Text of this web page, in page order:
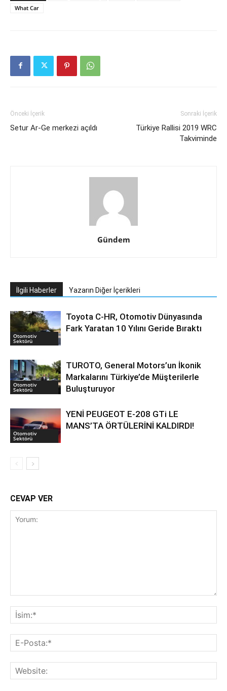
What Car
Önceki İçerik
Setur Ar-Ge merkezi açıldı
Sonraki İçerik
Türkiye Rallisi 2019 WRC
Takviminde
Gündem
İlgili Haberler Yazarın Diğer İçerikleri
Otomotiv
Sektörü
Toyota C-HR, Otomotiv Dünyasında
Fark Yaratan 10 Yılını Geride Bıraktı
Otomotiv
Sektörü
TUROTO, General Motors’un İkonik
Markalarını Türkiye’de Müşterilerle
Buluşturuyor
Otomotiv
Sektörü
YENİ PEUGEOT E-208 GTi LE
MANS’TA ÖRTÜLERİNİ KALDIRDI!
CEVAP VER